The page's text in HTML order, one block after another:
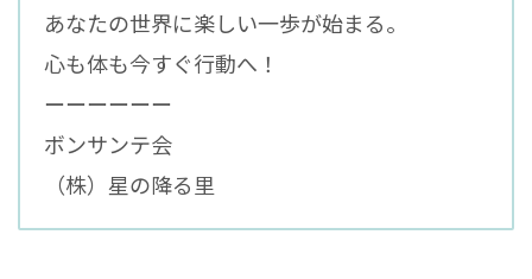
あなたの世界に楽しい一歩が始まる。
心も体も今すぐ行動へ！
ーーーーーー
ボンサンテ会
（株）星の降る里